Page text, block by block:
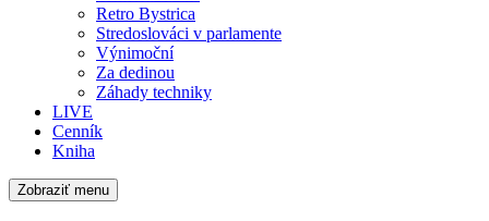
Retro Bystrica
Stredoslováci v parlamente
Výnimoční
Za dedinou
Záhady techniky
LIVE
Cenník
Kniha
Zobraziť menu